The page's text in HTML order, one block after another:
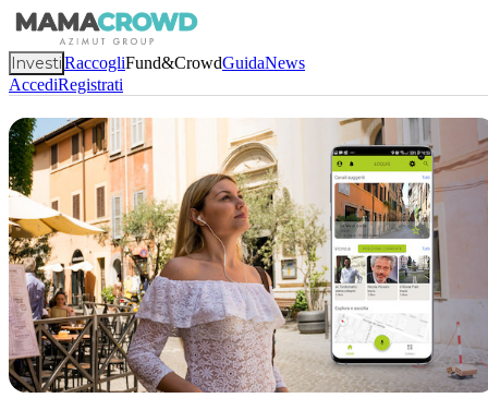
InvestiRaccogliFund&CrowdGuidaNews
AccediRegistrati